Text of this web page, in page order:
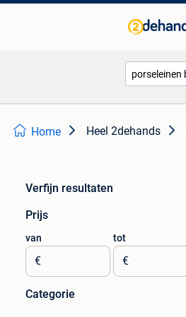
Home Heel 2dehands
Verfijn resultaten
Prijs
van
€
tot
€
Categorie